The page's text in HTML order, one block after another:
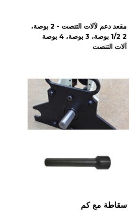
مقعد دعم لآلات التنصت - 2 بوصة،
2 1/2 بوصة، 3 بوصة، 4 بوصة
آلات التنصت
سقاطة مع كم